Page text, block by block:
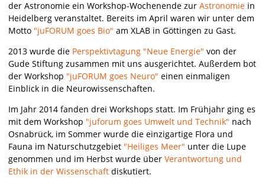
der Astronomie ein Workshop-Wochenende zur Astronomie in
Heidelberg veranstaltet. Bereits im April waren wir unter dem
Motto "juFORUM goes Bio" am XLAB in Göttingen zu Gast.
2013 wurde die Perspektivtagung "Neue Energie" von der
Gude Stiftung zusammen mit uns ausgerichtet. Außerdem bot
der Workshop "juFORUM goes Neuro" einen einmaligen
Einblick in die Neurowissenschaften.
Im Jahr 2014 fanden drei Workshops statt. Im Frühjahr ging es
mit dem Workshop "juforum goes Umwelt und Technik" nach
Osnabrück, im Sommer wurde die einzigartige Flora und
Fauna im Naturschutzgebiet "Heiliges Meer" unter die Lupe
genommen und im Herbst wurde über Verantwortung und
Ethik in der Wissenschaft diskutiert.